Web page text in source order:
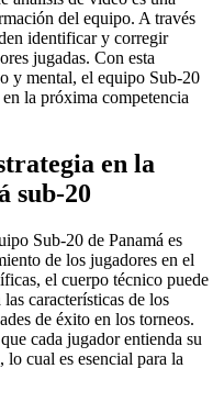
del equipo. A través
identificar y corregir
jugadas. Con esta
y mental, el equipo Sub-20
la próxima competencia
en la
sub-20
Sub-20 de Panamá es
de los jugadores en el
el cuerpo técnico puede
características de los
de éxito en los torneos.
cada jugador entienda su
cual es esencial para la